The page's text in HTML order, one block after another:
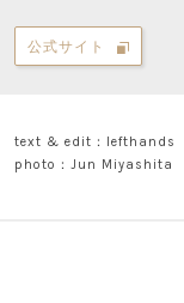
公式サイト
text & edit：lefthands
photo：Jun Miyashita